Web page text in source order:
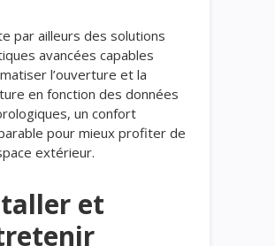
par ailleurs des solutions
avancées capables
l’ouverture et la
en fonction des données
un confort
pour mieux profiter de
extérieur.
et